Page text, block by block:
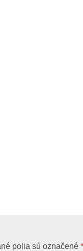
polia sú označené *